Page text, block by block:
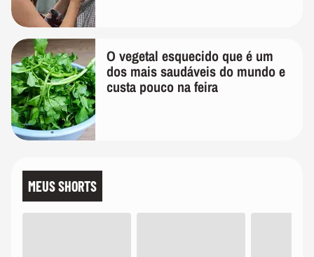
O vegetal esquecido que é um
dos mais saudáveis do mundo e
custa pouco na feira
MEUS SHORTS